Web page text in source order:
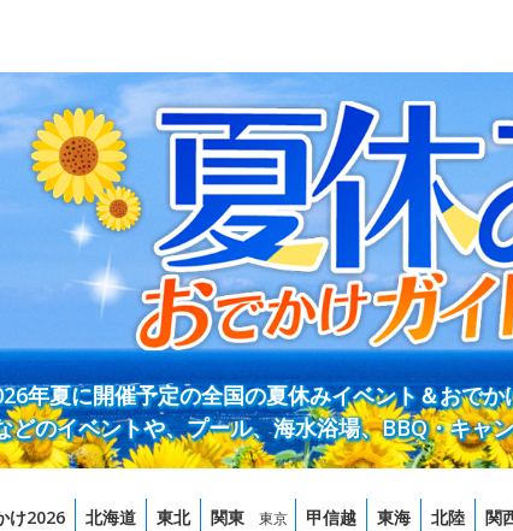
年夏に開催予定の全国の夏休みイベント＆おで
どのイベントや、プール、海水浴場、BBQ・キャ
け2026 北海道 東北 関東 東京 甲信越 東海 北陸 関